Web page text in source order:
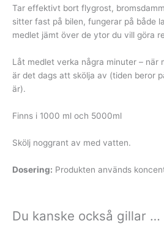
Tar effektivt bort flygrost,
sitter fast på bilen, fungerar på både
medlet jämt över de ytor du vill göra
Låt medlet verka några minuter – när
är det dags att skölja av (tiden beror
är).
Finns i 1000 ml och 5000ml
Skölj noggrant av med vatten.
Dosering: Produkten används
Du kanske också gillar …